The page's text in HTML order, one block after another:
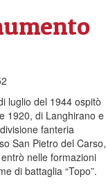
luglio del 1944 ospitò
1920, di Langhirano e
fanteria
San Pietro del Carso,
nelle formazioni
di battaglia “Topo”.